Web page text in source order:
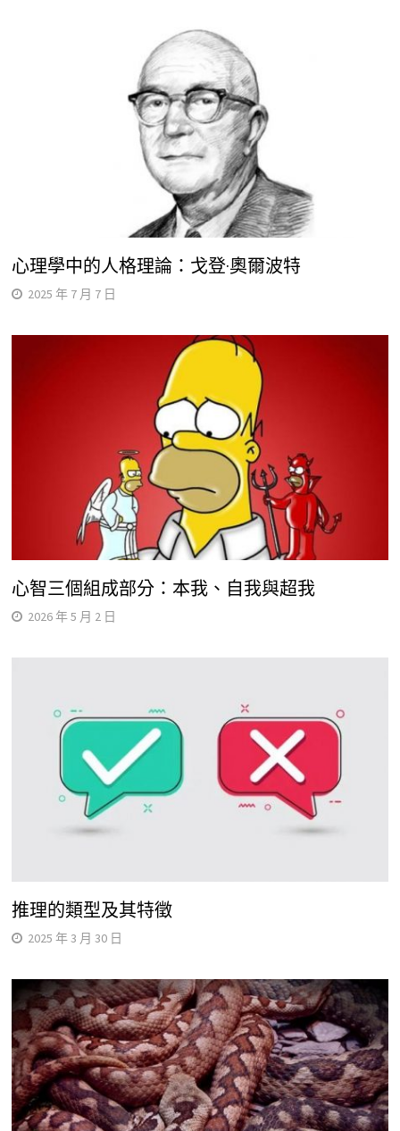
心理學中的人格理論：戈登·奧爾波特
2025 年 7 月 7 日
心智三個組成部分：本我、自我與超我
2026 年 5 月 2 日
推理的類型及其特徵
2025 年 3 月 30 日